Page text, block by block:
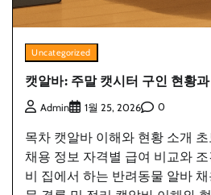
Uncategorized
캣알바: 주말 캣시터 구인 현황
Admin 1월 25, 2026 0
목차 캣알바 이해와 현황 소개
채용 정보 자격별 급여 비교와
비 집에서 하는 반려동물 알바